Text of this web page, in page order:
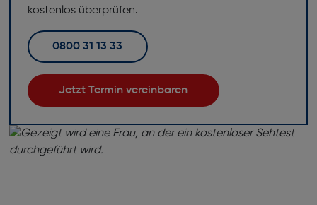
kostenlos überprüfen.
0800 31 13 33
Jetzt Termin vereinbaren